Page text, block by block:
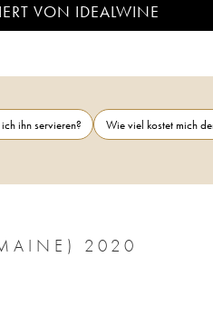
VON IDEALWINE
ihn servieren?
Wie viel kostet mich
2020